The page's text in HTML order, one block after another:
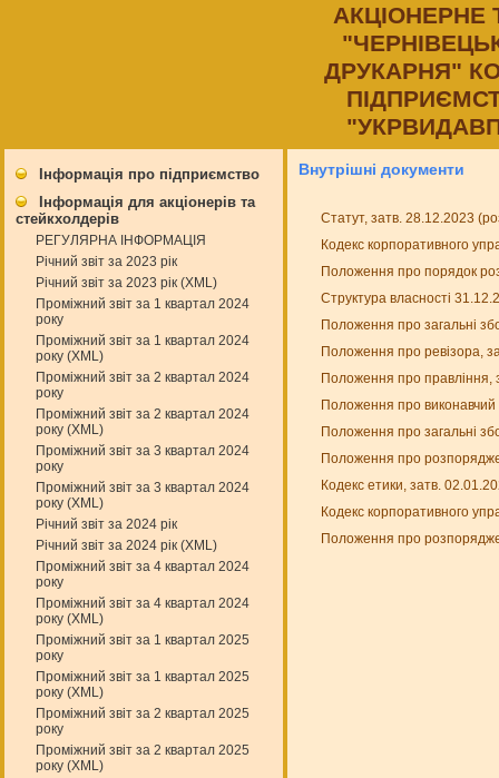
АКЦIОНЕРНЕ
ДРУКАРНЯ"
Інформація про підприємство
Інформація для акціонерів та
стейкхолдерів
РЕГУЛЯРНА ІНФОРМАЦІЯ
Річний звіт за 2023 рік
Річний звіт за 2023 рік (XML)
Проміжний звіт за 1 квартал 2024
року
Проміжний звіт за 1 квартал 2024
року (XML)
Проміжний звіт за 2 квартал 2024
року
Проміжний звіт за 2 квартал 2024
року (XML)
Проміжний звіт за 3 квартал 2024
року
Проміжний звіт за 3 квартал 2024
року (XML)
Річний звіт за 2024 рік
Річний звіт за 2024 рік (XML)
Проміжний звіт за 4 квартал 2024
року
Проміжний звіт за 4 квартал 2024
року (XML)
Проміжний звіт за 1 квартал 2025
року
Проміжний звіт за 1 квартал 2025
року (XML)
Проміжний звіт за 2 квартал 2025
року
Проміжний звіт за 2 квартал 2025
року (XML)
Внутрішні документи
Статут, затв. 28.12.2023
Кодекс корпоративного
Положення про порядок
Структура власності
Положення про загальні
Положення про ревізора,
Положення про
Положення про
Положення про загальні
Положення про
Кодекс етики, затв.
Кодекс корпоративного
Положення про